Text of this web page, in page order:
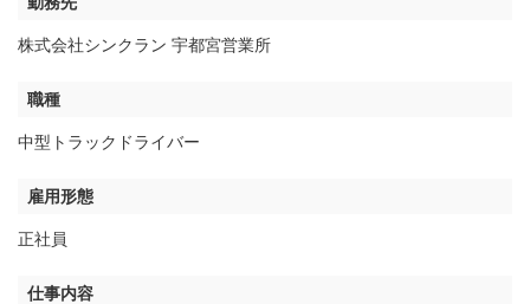
株式会社シンクラン 宇都宮営業所
職種
中型トラックドライバー
雇用形態
正社員
仕事内容